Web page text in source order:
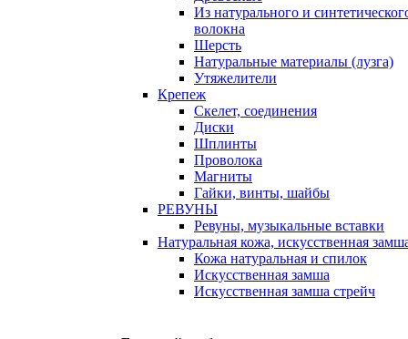
Из натурального и
волокна
Шерсть
Натуральные материалы (лузга)
Утяжелители
Крепеж
Скелет, соединения
Диски
Шплинты
Проволока
Магниты
Гайки, винты, шайбы
РЕВУНЫ
Ревуны, музыкальные вставки
Натуральная кожа, искусственная
Кожа натуральная и спилок
Искусственная замша
Искусственная замша стрейч